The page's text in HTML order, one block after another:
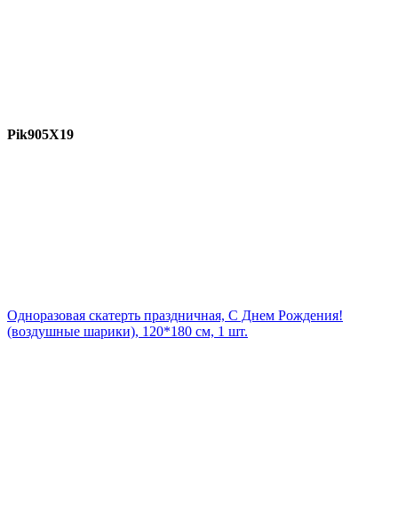
Pik905X19
Одноразовая скатерть праздничная, С Днем Рождения!
(воздушные шарики), 120*180 см, 1 шт.